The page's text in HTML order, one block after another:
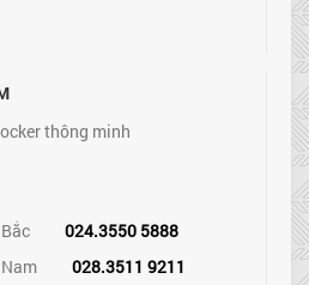
thông minh
024.3550 5888
028.3511 9211